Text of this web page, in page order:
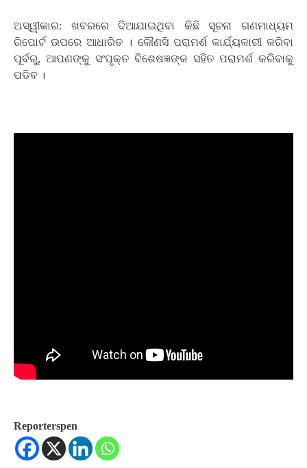
ଅସ୍ୱୀକାର: ଖବରରେ ଦିଆଯାଇଥିବା କିଛି ସୂଚନା ଗଣମାଧ୍ୟମ
ରିପୋର୍ଟ ଉପରେ ଆଧାରିତ । କୌଣସି ପରାମର୍ଶ କାର୍ଯ୍ୟକାରୀ କରିବା
ପୂର୍ବରୁ, ଆପଣଙ୍କୁ ସଂପୃକ୍ତ ବିଶେଷଜ୍ଞଙ୍କ ସହିତ ପରାମର୍ଶ କରିବାକୁ
ପଡିବ ।
Reporterspen